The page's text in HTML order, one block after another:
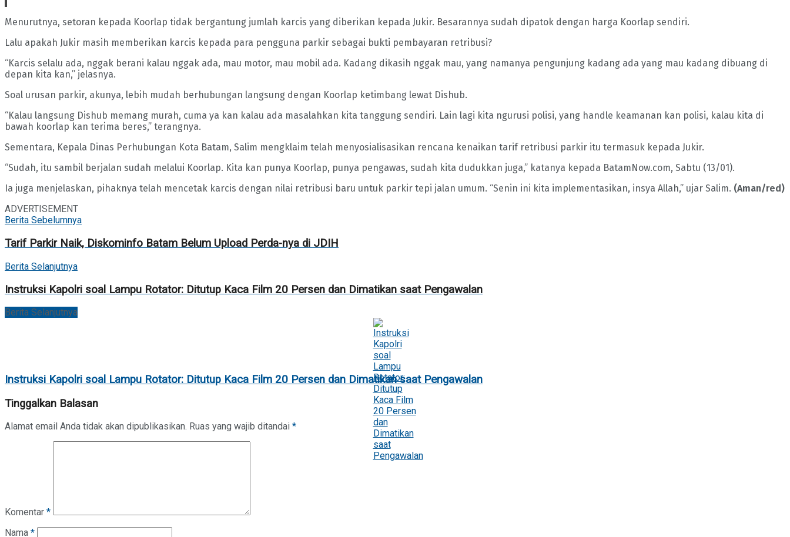
Menurutnya, setoran kepada Koorlap tidak bergantung jumlah karcis yang diberikan kepada Jukir. Besarannya sudah dipatok dengan harga Koorlap sendiri.
Lalu apakah Jukir masih memberikan karcis kepada para pengguna parkir sebagai bukti pembayaran retribusi?
“Karcis selalu ada, nggak berani kalau nggak ada, mau motor, mau mobil ada. Kadang dikasih nggak mau, yang namanya pengunjung kadang ada yang mau kadang dibuang di
depan kita kan,” jelasnya.
Soal urusan parkir, akunya, lebih mudah berhubungan langsung dengan Koorlap ketimbang lewat Dishub.
“Kalau langsung Dishub memang murah, cuma ya kan kalau ada masalahkan kita tanggung sendiri. Lain lagi kita ngurusi polisi, yang handle keamanan kan polisi, kalau kita di
bawah koorlap kan terima beres,” terangnya.
Sementara, Kepala Dinas Perhubungan Kota Batam, Salim mengklaim telah menyosialisasikan rencana kenaikan tarif retribusi parkir itu termasuk kepada Jukir.
“Sudah, itu sambil berjalan sudah melalui Koorlap. Kita kan punya Koorlap, punya pengawas, sudah kita dudukkan juga,” katanya kepada BatamNow.com, Sabtu (13/01).
Ia juga menjelaskan, pihaknya telah mencetak karcis dengan nilai retribusi baru untuk parkir tepi jalan umum. “Senin ini kita implementasikan, insya Allah,” ujar Salim. (Aman/red)
ADVERTISEMENT
Berita Sebelumnya
Tarif Parkir Naik, Diskominfo Batam Belum Upload Perda-nya di JDIH
Berita Selanjutnya
Instruksi Kapolri soal Lampu Rotator: Ditutup Kaca Film 20 Persen dan Dimatikan saat Pengawalan
Berita Selanjutnya
Instruksi Kapolri soal Lampu Rotator: Ditutup Kaca Film 20 Persen dan Dimatikan saat Pengawalan
Tinggalkan Balasan
Alamat email Anda tidak akan dipublikasikan. Ruas yang wajib ditandai *
Komentar *
Nama *